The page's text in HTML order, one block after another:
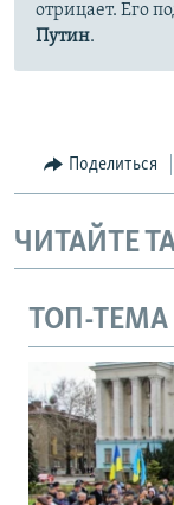
отрицает. Его
Путин.
Поделиться
ЧИТАЙТЕ
ТОП-ТЕМА